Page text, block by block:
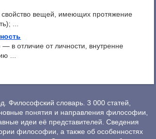
вещей, имеющих протяжение
...
в отличие от личности, внутренне
...
Философский словарь. 3 000 статей,
понятия и направления философии,
идеи её представителей. Сведения
философии, а также об особенностях